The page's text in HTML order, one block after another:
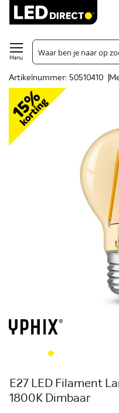
Menu
Artikelnummer: 50510410
E27 LED Filament
1800K Dimbaar